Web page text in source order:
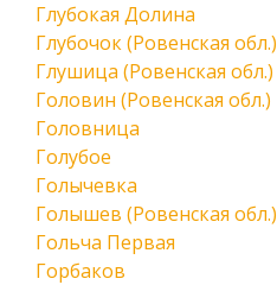
Глубокая Долина
Глубочок (Ровенская обл.)
Глушица (Ровенская обл.)
Головин (Ровенская обл.)
Головница
Голубое
Голычевка
Голышев (Ровенская обл.)
Гольча Первая
Горбаков